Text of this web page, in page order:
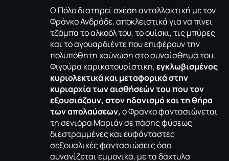
Ο Πόλο διατηρεί σχέση ανταλλακτική με τον
Φράνκο Ανδράδε, αποκλειστικά για να πίνει
τζάμπα το αλκοόλ του, το ουίσκι, τις μπύρες
και το αγουαρδιέντε που επιφέρουν την
πολυπόθητη χαύνωση στο συναίσθημά του.
Φιγούρα καρικατουρίστικη,εγκλωβισμένος
κυριολεκτικά και μεταφορικά στην
κυριαρχία των αισθήσεών του που τον
εξουσιάζουν, στον ηδονισμό και τη θήρα
των απολαύσεων, ο Φράνκο φαντασιώνεται
τη σενιόρα Μαριάν σε πάσης φύσεως
διεστραμμένες και ευφάνταστες
σεξουαλικές φαντασιώσεις όσο
αυνανίζεται εμμονικά, με τα δάχτυλα